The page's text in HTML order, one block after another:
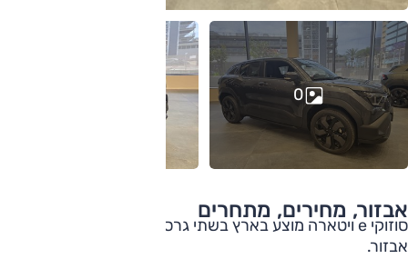
0
אבזור, מחירים, מתחרים
סוזוקי e ויטארה מוצע בארץ בשתי גרסאות הנעה ובשתי רמות
אבזור.